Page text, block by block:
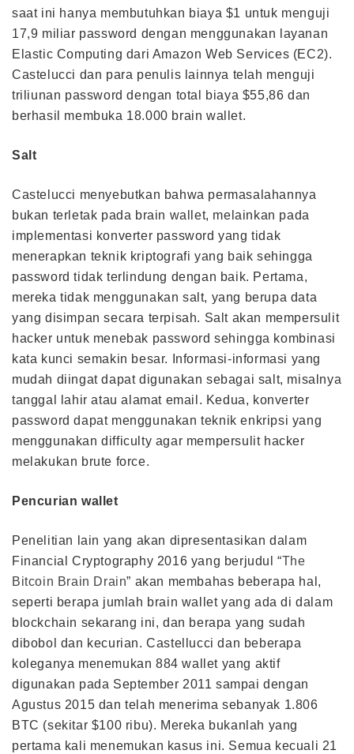
saat ini hanya membutuhkan biaya $1 untuk menguji
17,9 miliar password dengan menggunakan layanan
Elastic Computing dari Amazon Web Services (EC2).
Castelucci dan para penulis lainnya telah menguji
triliunan password dengan total biaya $55,86 dan
berhasil membuka 18.000 brain wallet.
Salt
Castelucci menyebutkan bahwa permasalahannya
bukan terletak pada brain wallet, melainkan pada
implementasi konverter password yang tidak
menerapkan teknik kriptografi yang baik sehingga
password tidak terlindung dengan baik. Pertama,
mereka tidak menggunakan salt, yang berupa data
yang disimpan secara terpisah. Salt akan mempersulit
hacker untuk menebak password sehingga kombinasi
kata kunci semakin besar. Informasi-informasi yang
mudah diingat dapat digunakan sebagai salt, misalnya
tanggal lahir atau alamat email. Kedua, konverter
password dapat menggunakan teknik enkripsi yang
menggunakan difficulty agar mempersulit hacker
melakukan brute force.
Pencurian wallet
Penelitian lain yang akan dipresentasikan dalam
Financial Cryptography 2016 yang berjudul “The
Bitcoin Brain Drain” akan membahas beberapa hal,
seperti berapa jumlah brain wallet yang ada di dalam
blockchain sekarang ini, dan berapa yang sudah
dibobol dan kecurian. Castellucci dan beberapa
koleganya menemukan 884 wallet yang aktif
digunakan pada September 2011 sampai dengan
Agustus 2015 dan telah menerima sebanyak 1.806
BTC (sekitar $100 ribu). Mereka bukanlah yang
pertama kali menemukan kasus ini. Semua kecuali 21